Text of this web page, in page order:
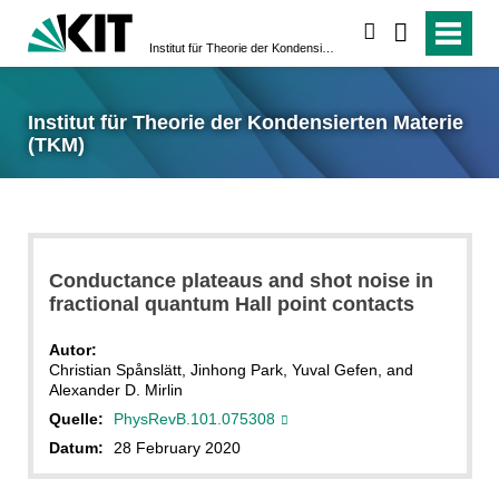
Institut für Theorie der Kondensierten Materie
(TKM)
Conductance plateaus and shot noise in
fractional quantum Hall point contacts
Autor:
Christian Spånslätt, Jinhong Park, Yuval Gefen, and
Alexander D. Mirlin
Quelle:
PhysRevB.101.075308
Datum:
28 February 2020